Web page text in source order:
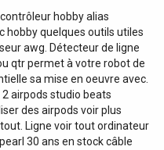
hobby alias
hobby quelques outils utiles
awg. Détecteur de ligne
qtr permet à votre robot de
sa mise en oeuvre avec.
airpods studio beats
des airpods voir plus
Ligne voir tout ordinateur
30 ans en stock câble